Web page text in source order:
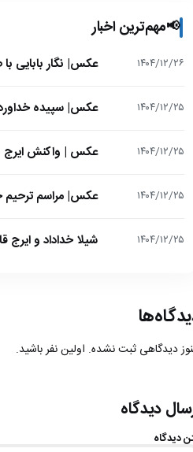
📢مهم‌ترین اخبار
۱۴۰۴/۱۲/۲۶ عکس| نگار بابایی
۱۴۰۴/۱۲/۲۵ عکس| سپیده خداوردی در 25 سالگی در اولین فیلمش در
۱۴۰۴/۱۲/۲۵ عکس | واکنش ایرج
۱۴۰۴/۱۲/۲۵ عکس| مراسم ترحیم
۱۴۰۴/۱۲/۲۵ شیلا خداداد و ایرج
دیدگاهی ثبت نشده. اولین نفر باشید.
دیدگاه
دیدگاه